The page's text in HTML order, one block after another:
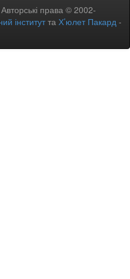
Авторські права © 2002-
інститутта Х’юлет Пакард -